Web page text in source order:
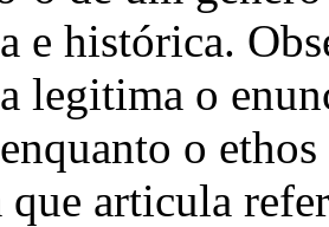
e histórica.
legitima o
o
que articula